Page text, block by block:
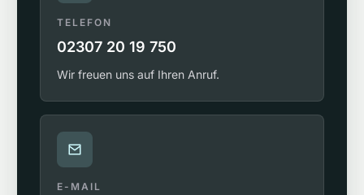
TELEFON
02307 20 19 750
Wir freuen uns auf Ihren Anruf.
E-MAIL